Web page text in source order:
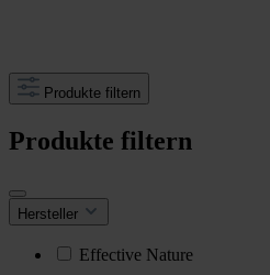
Produkte filtern
Produkte filtern
Hersteller
Effective Nature